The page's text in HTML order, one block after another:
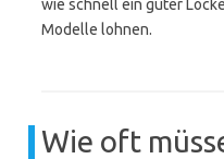
wie schnell ein guter
Modelle lohnen.
Wie oft